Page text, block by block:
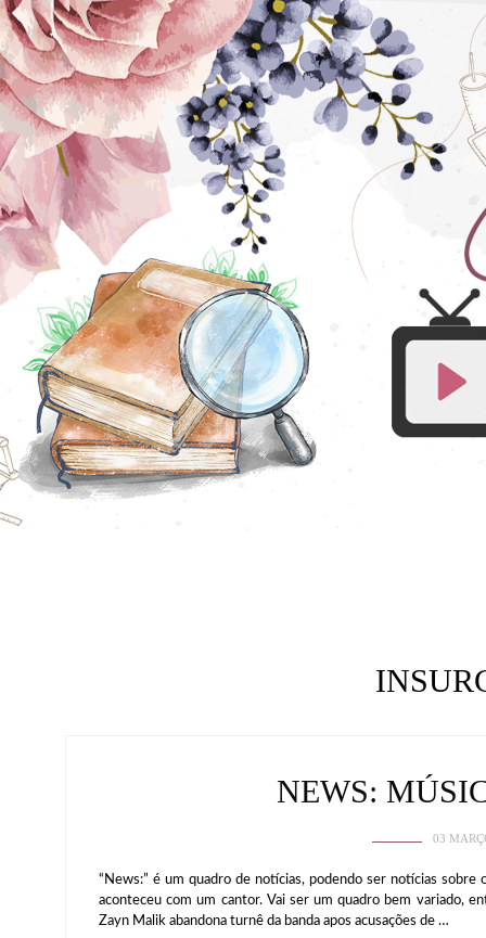
NEWS:
03
“News:” é um quadro de notícias, podendo ser notícias
aconteceu com um cantor. Vai ser um quadro bem variado,
Zayn Malik abandona turnê da banda apos acusações de …